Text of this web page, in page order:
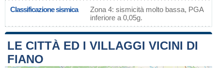
Classificazione sismica
Zona 4: sismicità molto bassa, PGA
inferiore a 0,05g.
LE CITTÀ ED I VILLAGGI VICINI DI
FIANO